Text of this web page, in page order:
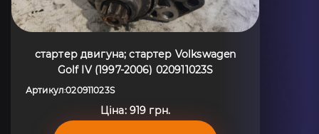
стартер двигуна; стартер Volkswagen
Golf IV (1997-2006) 020911023S
Артикул:020911023S
Ціна: 919 грн.